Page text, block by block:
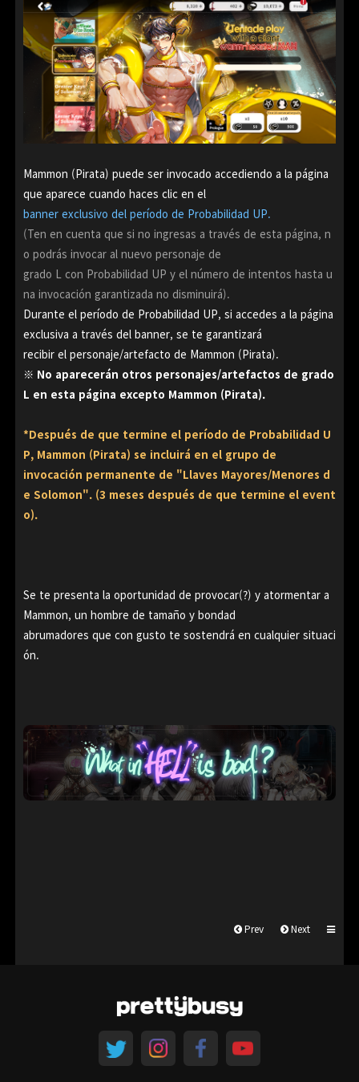
Mammon (Pirata) puede ser invocado accediendo a la página
que aparece cuando haces clic en el
banner exclusivo del período de Probabilidad UP.
(Ten en cuenta que si no ingresas a través de esta página, n
o podrás invocar al nuevo personaje de
grado L con Probabilidad UP y el número de intentos hasta u
na invocación garantizada no disminuirá).
Durante el período de Probabilidad UP, si accedes a la página
exclusiva a través del banner, se te garantizará
recibir el personaje/artefacto de Mammon (Pirata).
※ No aparecerán otros personajes/artefactos de grado
L en esta página excepto Mammon (Pirata).
*Después de que termine el período de Probabilidad U
P, Mammon (Pirata) se incluirá en el grupo de
invocación permanente de "Llaves Mayores/Menores d
e Solomon". (3 meses después de que termine el event
o).
Se te presenta la oportunidad de provocar(?) y atormentar a
Mammon, un hombre de tamaño y bondad
abrumadores que con gusto te sostendrá en cualquier situaci
ón.
Prev Next